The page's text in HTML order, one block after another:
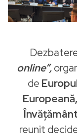
online”,
de
Europeană,
reunit